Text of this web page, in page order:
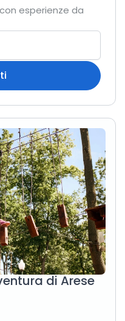
esperienze da
di Arese